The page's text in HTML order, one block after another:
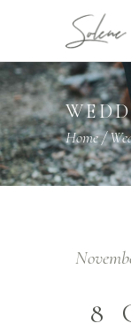
Home/
8